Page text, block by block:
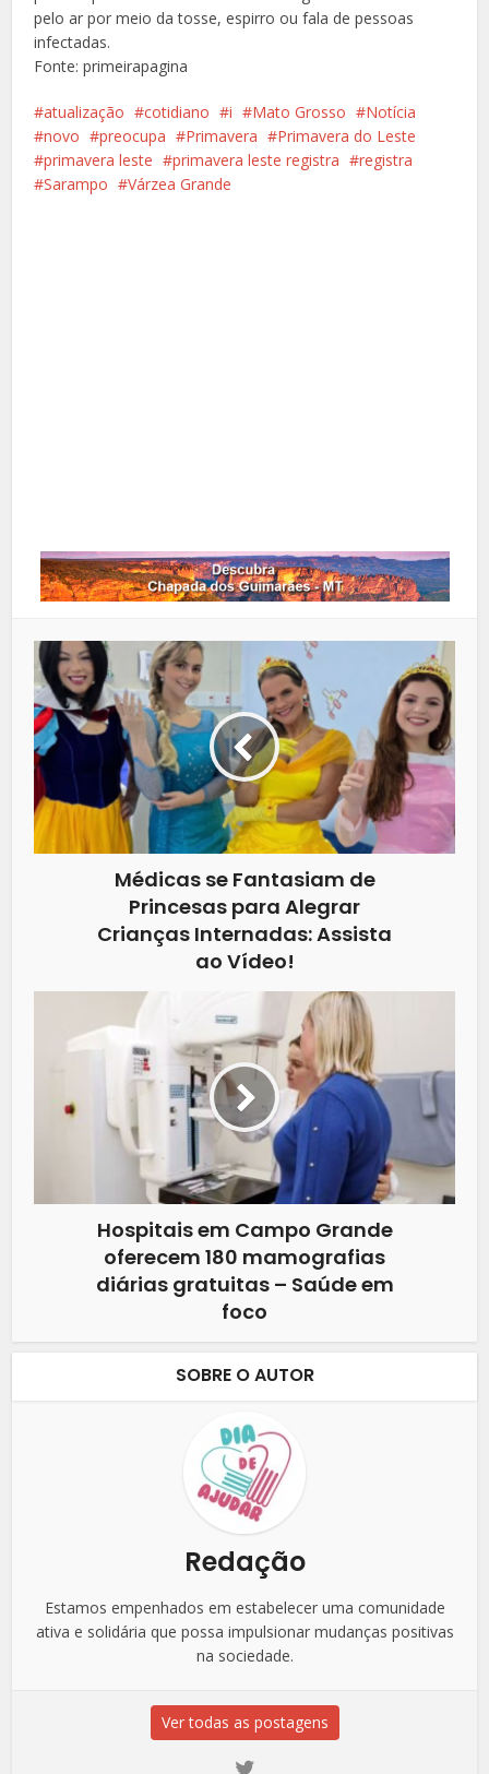
pelo ar por meio da tosse, espirro ou fala de pessoas
infectadas.
Fonte: primeirapagina
atualização cotidiano i Mato Grosso
Notícia
novo
preocupa Primavera
Primavera do Leste
primavera leste
primavera leste registra
registra
Sarampo
Várzea Grande
Médicas se Fantasiam de
Princesas para Alegrar
Crianças Internadas: Assista
ao Vídeo!
Hospitais em Campo Grande
oferecem 180 mamografias
diárias gratuitas – Saúde em
foco
SOBRE O AUTOR
Redação
Estamos empenhados em estabelecer uma comunidade
ativa e solidária que possa impulsionar mudanças positivas
na sociedade.
Ver todas as postagens